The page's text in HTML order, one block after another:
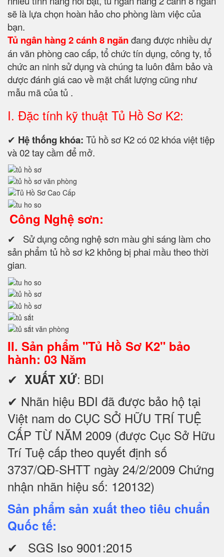
sẽ là lựa chọn hoàn hảo cho phòng làm việc của
bạn.
Tủ ngân hàng 2 cánh 8 ngănđang được nhiều dự
án văn phòng cao cấp, tổ chức tín dụng, công ty, tổ
chức an ninh sử dụng và chúng ta luôn đảm bảo và
dược đánh giá cao về mặt chất lượng cũng như
mẫu mã của tủ .
I. Đặc tính kỹ thuật Tủ Hồ Sơ K2:
✔ Hệ thống khóa: Tủ hồ sơ K2 có 02 khóa việt tiệp
và 02 tay cầm để mở.
Công Nghệ sơn:
✔ Sử dụng công nghệ sơn màu ghi sáng làm cho
sản phẩm tủ hồ sơ k2 không bị phai mầu theo thời
gian.
II. Sản phẩm "Tủ Hồ Sơ K2" bảo
hành: 03 Năm
✔ XUẤT XỨ: BDI
✔ Nhãn hiệu BDI đã được bảo hộ tại
Việt nam do CỤC SỞ HỮU TRÍ TUỆ
CẤP TỪ NĂM 2009 (được Cục Sở Hữu
Trí Tuệ cấp theo quyết định số
3737/QĐ-SHTT ngày 24/2/2009 Chứng
nhận nhãn hiệu số: 120132)
Sản phẩm sản xuất theo tiêu chuẩn
Quốc tế:
✔ SGS Iso 9001:2015